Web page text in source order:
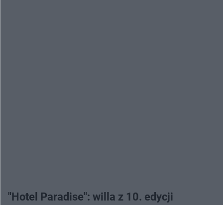
"Hotel Paradise": willa z 10. edycji